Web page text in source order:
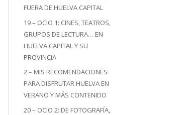
FUERA DE HUELVA CAPITAL
19 – OCIO 1: CINES, TEATROS,
GRUPOS DE LECTURA… EN
HUELVA CAPITAL Y SU
PROVINCIA
2 – MIS RECOMENDACIONES
PARA DISFRUTAR HUELVA EN
VERANO Y MÁS CONTENIDO
20 – OCIO 2: DE FOTOGRAFÍA,